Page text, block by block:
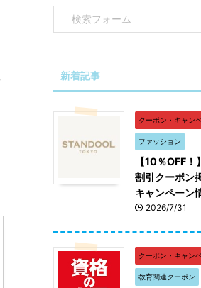
新着記事
クーポン・キャン
ファッション
【10％OFF
割引クーポン
キャンペーン
2026/7/31
クーポン・キャン
教育関連クーポン